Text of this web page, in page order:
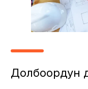
Долбоордун